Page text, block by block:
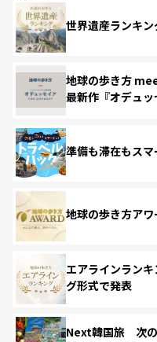
世界遺産ランキン
地球の歩き方
最新作『オデュッ
準備も滞在もス
地球の歩き方ア
エアラインラン
グ形式で発表
Next韓国旅 次の